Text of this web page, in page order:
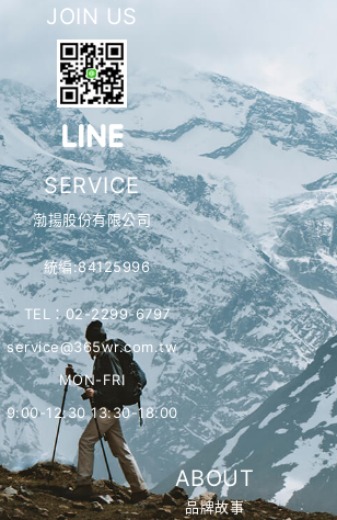
JOIN US
SERVICE
渤揚股份有限公司
統編:84125996
TEL：02-2299-6797
service@365wr.com.tw
MON-FRI
9:00-12:30 13:30-18:00
ABOUT
品牌故事